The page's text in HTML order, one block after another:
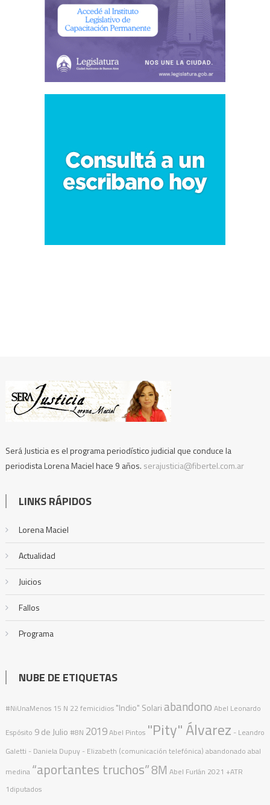
Será Justicia es el programa periodístico judicial que conduce la
periodista Lorena Maciel hace 9 años. serajusticia@fibertel.com.ar
LINKS RÁPIDOS
Lorena Maciel
Actualidad
Juicios
Fallos
Programa
NUBE DE ETIQUETAS
#NiUnaMenos 15 N 22 femicidios "Indio" Solariabandono Abel Leonardo
Espósito 9 de Julio #8N 2019Abel Pintos "Pity" Álvarez - Leandro
Galetti - Daniela Dupuy - Elizabeth (comunicación telefónica) abandonado abal
medina “aportantes truchos”8M Abel Furlán 2021 +ATR
1diputados